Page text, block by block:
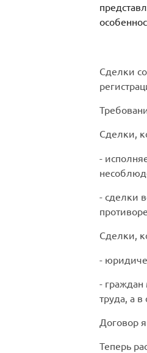
Сделки
Сделки,
-
- сделки
Сделки,
-
-
труда, а
Договор
Теперь